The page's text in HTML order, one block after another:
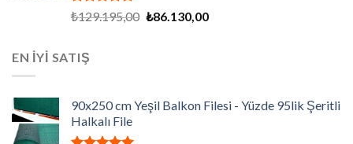
5 üzerinden
₺129.195,00 Orijinal
₺86.130,00Şu
EN İYİ SATIŞ
90x250 cm Yeşil Balkon Filesi - Yüzde 95lik Şeritli
Halkalı File